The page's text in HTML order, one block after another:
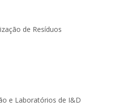
de Resíduos
e Laboratórios de I&D